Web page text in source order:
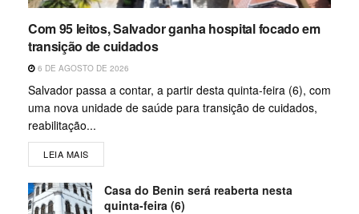
Com 95 leitos, Salvador ganha hospital focado em
transição de cuidados
6 DE AGOSTO DE 2026
Salvador passa a contar, a partir desta quinta-feira (6), com
uma nova unidade de saúde para transição de cuidados,
reabilitação...
LEIA MAIS
Casa do Benin será reaberta nesta
quinta-feira (6)